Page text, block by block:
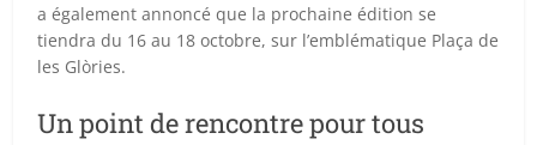
a également annoncé que la prochaine édition se
tiendra du 16 au 18 octobre, sur l’emblématique Plaça de
les Glòries.
Un point de rencontre pour tous